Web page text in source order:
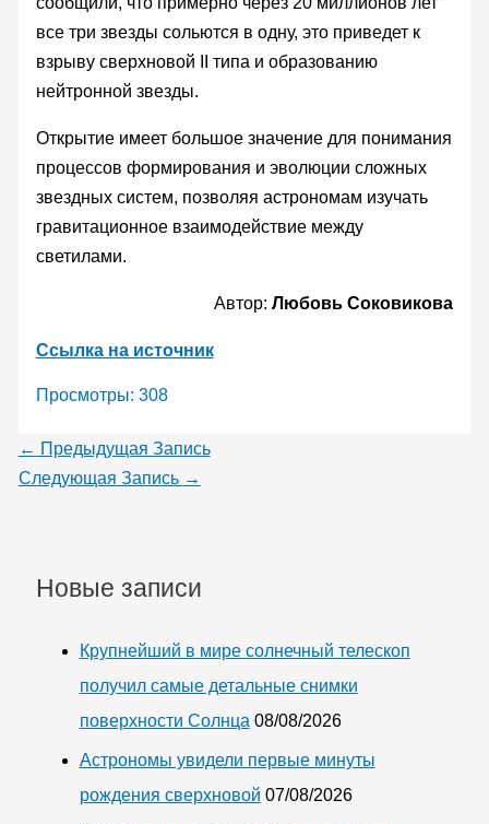
все три звезды сольются в одну, это приведет к
взрыву сверхновой II типа и образованию
нейтронной звезды.
Открытие имеет большое значение для понимания
процессов формирования и эволюции сложных
звездных систем, позволяя астрономам изучать
гравитационное взаимодействие между
светилами.
Автор:Любовь Соковикова
Ссылка на источник
Просмотры: 308
← Предыдущая Запись
Следующая Запись →
Новые записи
Крупнейший в мире солнечный телескоп
получил самые детальные снимки
поверхности Солнца 08/08/2026
Астрономы увидели первые минуты
рождения сверхновой 07/08/2026